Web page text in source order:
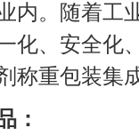
内。随着工
化、安全化
称重包装集
：